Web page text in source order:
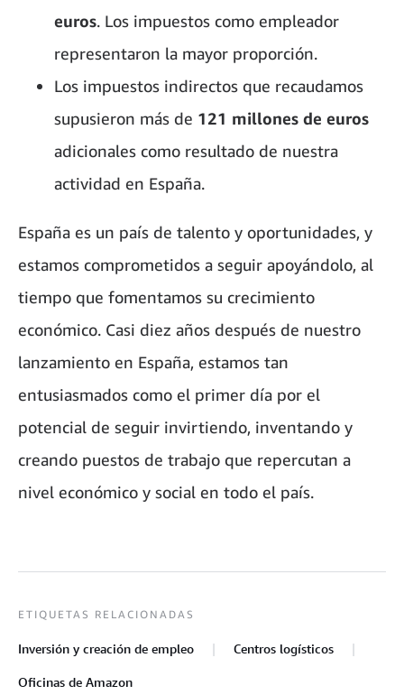
euros. Los impuestos como empleador
representaron la mayor proporción.
Los impuestos indirectos que recaudamos
supusieron más de 121 millones de euros
adicionales como resultado de nuestra
actividad en España.
España es un país de talento y oportunidades, y
estamos comprometidos a seguir apoyándolo, al
tiempo que fomentamos su crecimiento
económico. Casi diez años después de nuestro
lanzamiento en España, estamos tan
entusiasmados como el primer día por el
potencial de seguir invirtiendo, inventando y
creando puestos de trabajo que repercutan a
nivel económico y social en todo el país.
ETIQUETAS RELACIONADAS
Inversión y creación de empleo Centros logísticos
Oficinas de Amazon